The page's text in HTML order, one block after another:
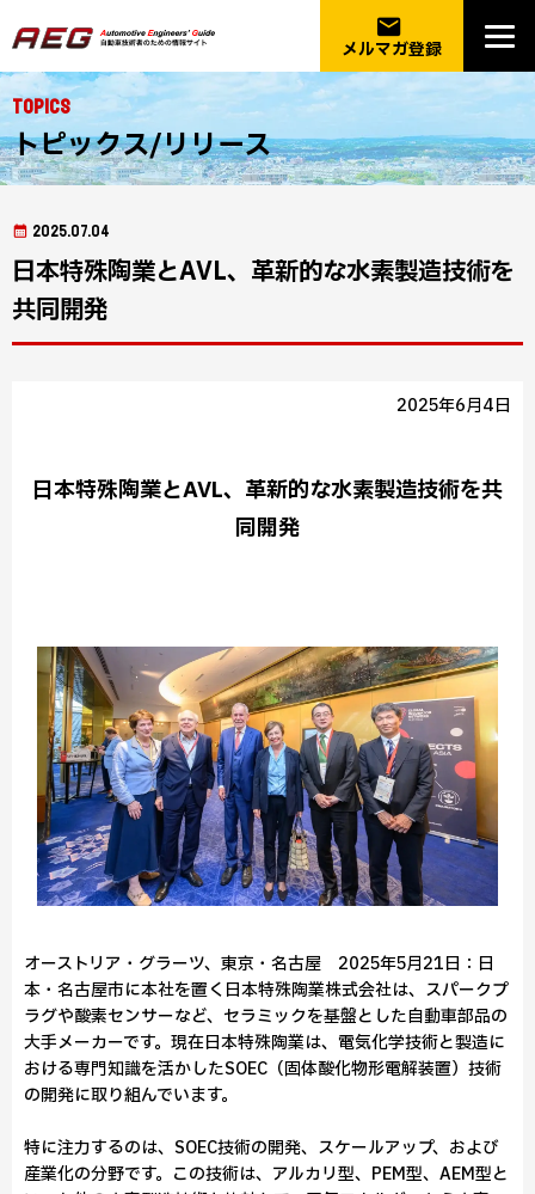
email
メルマガ登録
Topics
トピックス/リリース
2025.07.04
日本特殊陶業とAVL、革新的な水素製造技術を
共同開発
2025年6月4日
日本特殊陶業とAVL、革新的な水素製造技術を共
同開発
オーストリア・グラーツ、東京・名古屋 2025年5月21日：日
本・名古屋市に本社を置く日本特殊陶業株式会社は、スパークプ
ラグや酸素センサーなど、セラミックを基盤とした自動車部品の
大手メーカーです。現在日本特殊陶業は、電気化学技術と製造に
おける専門知識を活かしたSOEC（固体酸化物形電解装置）技術
の開発に取り組んでいます。
特に注力するのは、SOEC技術の開発、スケールアップ、および
産業化の分野です。この技術は、アルカリ型、PEM型、AEM型と